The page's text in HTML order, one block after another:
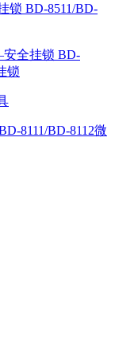
BD-8511/BD-
BD-
锁
8111/BD-8112微